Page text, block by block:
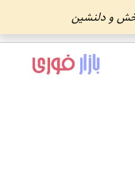
و دلنشین